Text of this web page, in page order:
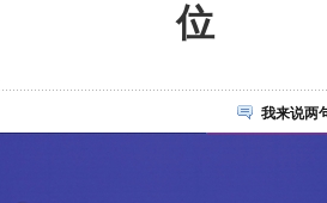
位
我来说两